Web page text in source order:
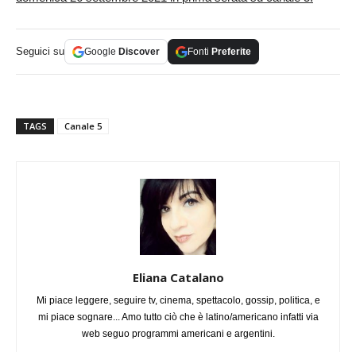
Seguici su Google Discover Fonti Preferite
TAGS Canale 5
Eliana Catalano
Mi piace leggere, seguire tv, cinema, spettacolo, gossip, politica, e
mi piace sognare... Amo tutto ciò che è latino/americano infatti via
web seguo programmi americani e argentini.